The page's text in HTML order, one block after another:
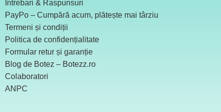
Intrebari & Raspunsuri
PayPo – Cumpără acum, plătește mai târziu
Termeni și condiții
Politica de confidențialitate
Formular retur și garanție
Blog de Botez – Botezz.ro
Colaboratori
ANPC